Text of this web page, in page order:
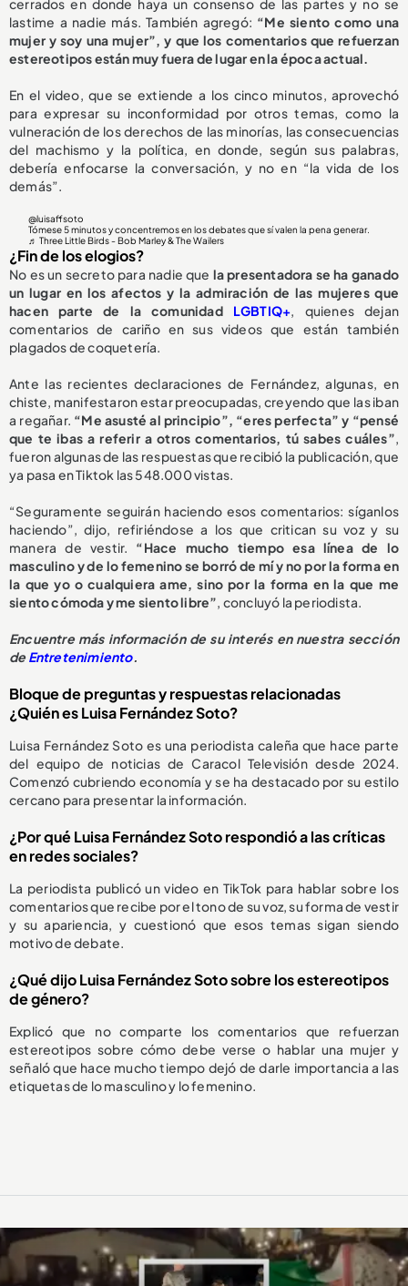
cerrados en donde haya un consenso de las partes y no se
lastime a nadie más. También agregó: “Me siento como una
mujer y soy una mujer”, y que los comentarios que refuerzan
estereotipos están muy fuera de lugar en la época actual.
En el video, que se extiende a los cinco minutos, aprovechó
para expresar su inconformidad por otros temas, como la
vulneración de los derechos de las minorías, las consecuencias
del machismo y la política, en donde, según sus palabras,
debería enfocarse la conversación, y no en “la vida de los
demás”.
@luisaffsoto
Tómese 5 minutos y concentremos en los debates que sí valen la pena generar.
♬ Three Little Birds - Bob Marley & The Wailers
¿Fin de los elogios?
No es un secreto para nadie que la presentadora se ha ganado
un lugar en los afectos y la admiración de las mujeres que
hacen parte de la comunidad LGBTIQ+, quienes dejan
comentarios de cariño en sus videos que están también
plagados de coquetería.
Ante las recientes declaraciones de Fernández, algunas, en
chiste, manifestaron estar preocupadas, creyendo que las iban
a regañar. “Me asusté al principio”, “eres perfecta” y “pensé
que te ibas a referir a otros comentarios, tú sabes cuáles”,
fueron algunas de las respuestas que recibió la publicación, que
ya pasa en Tiktok las 548.000 vistas.
“Seguramente seguirán haciendo esos comentarios: síganlos
haciendo”, dijo, refiriéndose a los que critican su voz y su
manera de vestir. “Hace mucho tiempo esa línea de lo
masculino y de lo femenino se borró de mí y no por la forma en
la que yo o cualquiera ame, sino por la forma en la que me
siento cómoda y me siento libre”, concluyó la periodista.
Encuentre más información de su interés en nuestra sección
deEntretenimiento.
Bloque de preguntas y respuestas relacionadas
¿Quién es Luisa Fernández Soto?
Luisa Fernández Soto es una periodista caleña que hace parte
del equipo de noticias de Caracol Televisión desde 2024.
Comenzó cubriendo economía y se ha destacado por su estilo
cercano para presentar la información.
¿Por qué Luisa Fernández Soto respondió a las críticas
en redes sociales?
La periodista publicó un video en TikTok para hablar sobre los
comentarios que recibe por el tono de su voz, su forma de vestir
y su apariencia, y cuestionó que esos temas sigan siendo
motivo de debate.
¿Qué dijo Luisa Fernández Soto sobre los estereotipos
de género?
Explicó que no comparte los comentarios que refuerzan
estereotipos sobre cómo debe verse o hablar una mujer y
señaló que hace mucho tiempo dejó de darle importancia a las
etiquetas de lo masculino y lo femenino.